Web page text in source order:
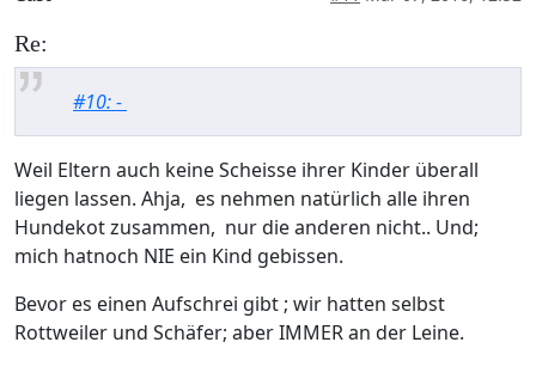
Re:
#10: -
Weil Eltern auch keine Scheisse ihrer Kinder überall
liegen lassen. Ahja, es nehmen natürlich alle ihren
Hundekot zusammen, nur die anderen nicht.. Und;
mich hatnoch NIE ein Kind gebissen.
Bevor es einen Aufschrei gibt ; wir hatten selbst
Rottweiler und Schäfer; aber IMMER an der Leine.